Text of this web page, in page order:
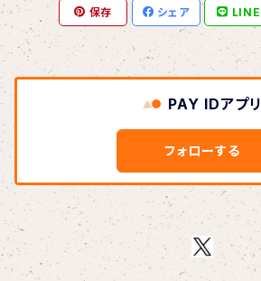
BOAR HUNTER
bud&harbor
Bulbs Of Passion
B玉
Calme Adiction
保存 シェア LINE
PAY IDアプリ
フォローする